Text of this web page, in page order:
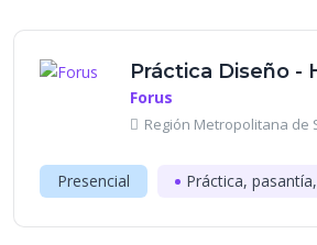
Práctica Diseño -
Forus
Región Metropolitana de
Presencial Práctica,